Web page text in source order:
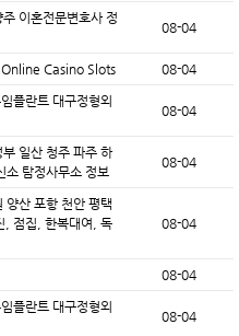
이혼전문변호사 정
08-04
Casino Slots 08-04
플란트 대구정형외
08-04
일산 청주 파주 하
소 탐정사무소 정보
08-04
양산 포항 천안 평택
, 점집, 한복대여, 독
08-04
08-04
플란트 대구정형외
08-04